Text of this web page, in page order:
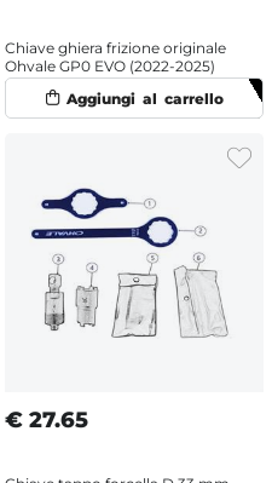
Chiave ghiera frizione originale
Ohvale GP0 EVO (2022-2025)
€ 27.65